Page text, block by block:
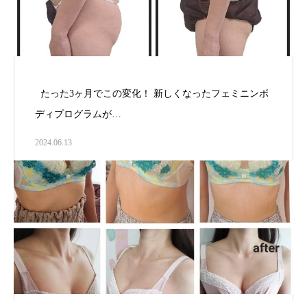
たった3ヶ月でこの変化！ 新しくなったフェミニンボ
ディプログラムが…
2024.06.13